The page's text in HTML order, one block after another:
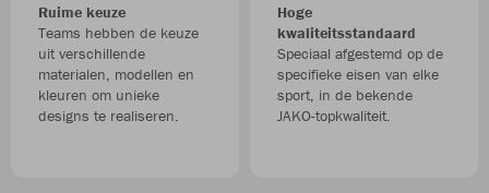
Ruime keuze
Teams hebben de keuze
uit verschillende
materialen, modellen en
kleuren om unieke
designs te realiseren.
Hoge
kwaliteitsstandaard
Speciaal afgestemd op de
specifieke eisen van elke
sport, in de bekende
JAKO-topkwaliteit.